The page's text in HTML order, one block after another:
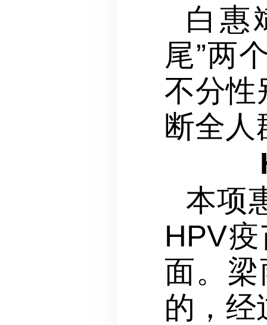
白惠
尾”两
不分性
断全人
本项
HPV
面。
的，经